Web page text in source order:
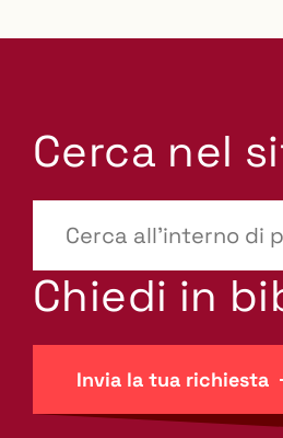
Cerca nel
site-
search.label???
Chiedi in
Invia la tua richiesta